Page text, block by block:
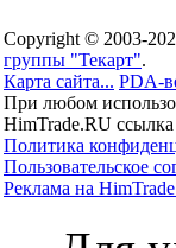
Copyright © 2003-
группы "Текарт".
Карта сайта... PDA-
При любом
HimTrade.RU ссылка
Политика
Пользовательское
Реклама на